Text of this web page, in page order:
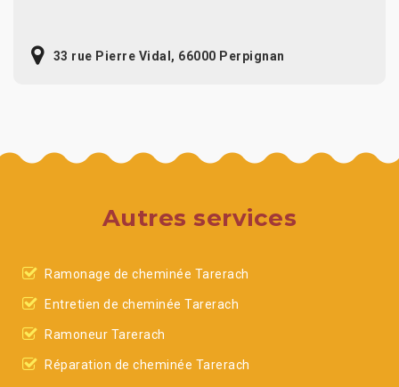
33 rue Pierre Vidal, 66000 Perpignan
Autres services
Ramonage de cheminée Tarerach
Entretien de cheminée Tarerach
Ramoneur Tarerach
Réparation de cheminée Tarerach